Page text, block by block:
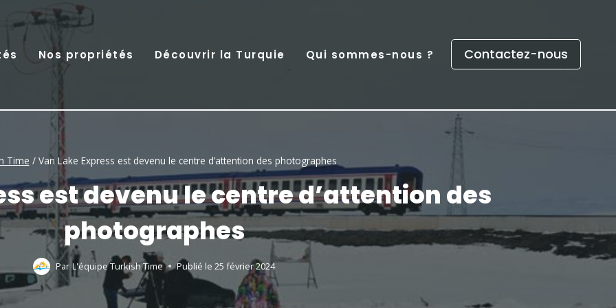
Nos propriétés Découvrir la Turquie Qui sommes-nous ? Contactez-nous
Time / Van Lake Express est devenu le centre d’attention des photographes
est devenu le centre d’attention des
photographes
ParL'équipe Turkish Time Publié le 25 février 2024